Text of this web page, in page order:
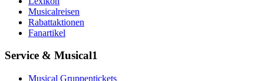
Musicalreisen
Rabattaktionen
Fanartikel
Service & Musical1
Musical Gruppentickets